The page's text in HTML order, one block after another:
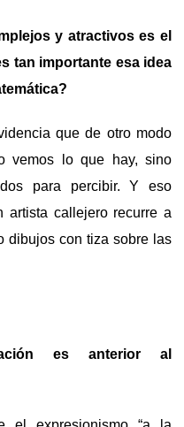
y atractivos es el
tan importante esa idea
que de otro modo
vemos lo que hay, sino
para percibir. Y eso
artista callejero recurre a
dibujos con tiza sobre las
es anterior al